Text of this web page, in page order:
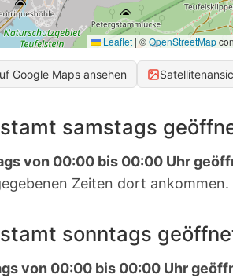
Leaflet | ©OpenStreetMap
Google Maps ansehen
samstags
von 00:00 bis 00:00 Uhr
Zeiten dort ankommen.
sonntags
von 00:00 bis 00:00 Uhr